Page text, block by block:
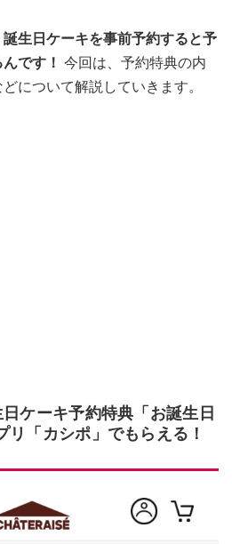
生日ケーキを事前予約すると予
です！ 今回は、予約特典の内
について解説していきます。
ケーキ予約特典「お誕生日
リ「カシポ」でもらえる！